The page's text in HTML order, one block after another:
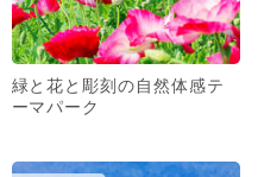
緑と花と彫刻の自然体感テ
ーマパーク